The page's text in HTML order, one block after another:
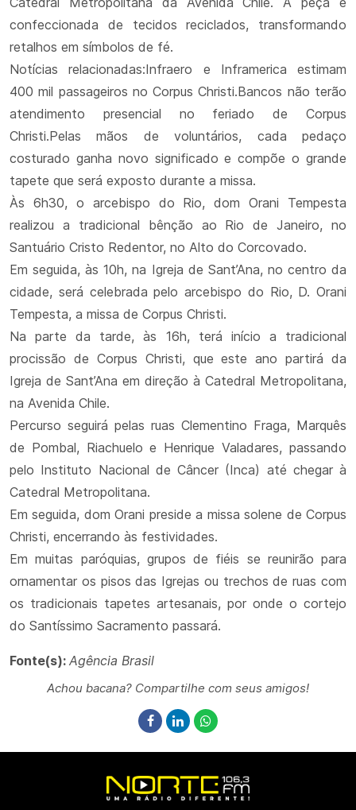
confeccionada de tecidos reciclados, transformando
retalhos em símbolos de fé.
Notícias relacionadas:Infraero e Inframerica estimam
400 mil passageiros no Corpus Christi.Bancos não terão
atendimento presencial no feriado de Corpus
Christi.Pelas mãos de voluntários, cada pedaço
costurado ganha novo significado e compõe o grande
tapete que será exposto durante a missa.
Às 6h30, o arcebispo do Rio, dom Orani Tempesta
realizou a tradicional bênção ao Rio de Janeiro, no
Santuário Cristo Redentor, no Alto do Corcovado.
Em seguida, às 10h, na Igreja de Sant’Ana, no centro da
cidade, será celebrada pelo arcebispo do Rio, D. Orani
Tempesta, a missa de Corpus Christi.
Na parte da tarde, às 16h, terá início a tradicional
procissão de Corpus Christi, que este ano partirá da
Igreja de Sant’Ana em direção à Catedral Metropolitana,
na Avenida Chile.
Percurso seguirá pelas ruas Clementino Fraga, Marquês
de Pombal, Riachuelo e Henrique Valadares, passando
pelo Instituto Nacional de Câncer (Inca) até chegar à
Catedral Metropolitana.
Em seguida, dom Orani preside a missa solene de Corpus
Christi, encerrando às festividades.
Em muitas paróquias, grupos de fiéis se reunirão para
ornamentar os pisos das Igrejas ou trechos de ruas com
os tradicionais tapetes artesanais, por onde o cortejo
do Santíssimo Sacramento passará.
Fonte(s): Agência Brasil
Achou bacana? Compartilhe com seus amigos!